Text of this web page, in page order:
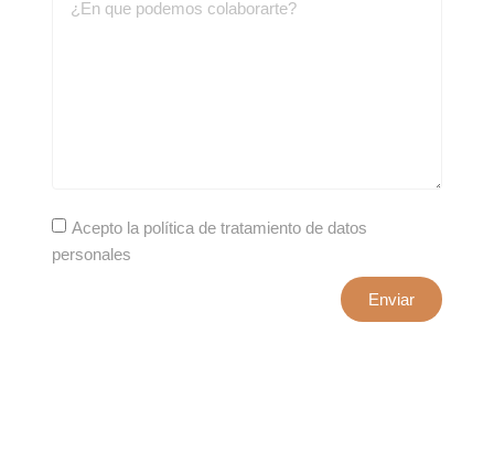
Acepto la política de tratamiento de datos
personales
Enviar